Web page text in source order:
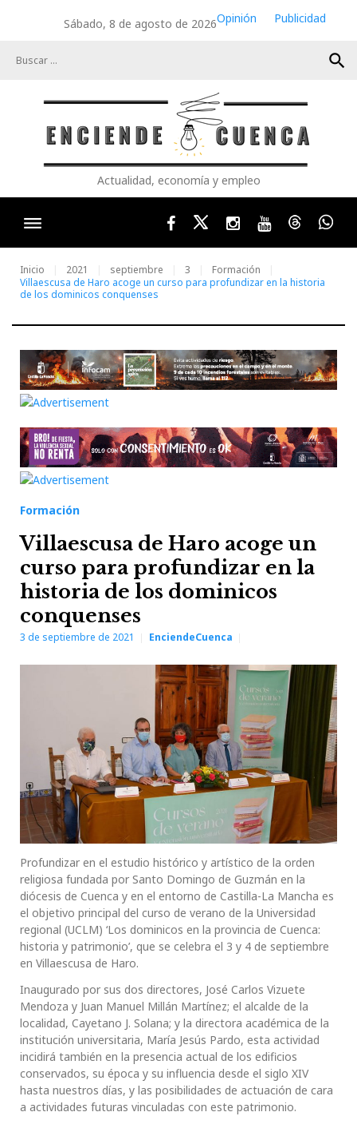
Sábado, 8 de agosto de 2026Opinión
Publicidad
search
Actualidad, economía y empleo
FacebookTwitterInstagram
YoutubeThreads
Inicio 2021 septiembre 3
Formación
Villaescusa de Haro acoge un curso para profundizar en la historia
de los dominicos conquenses
Formación
Villaescusa de Haro acoge un
curso para profundizar en la
historia de los dominicos
conquenses
3 de septiembre de 2021 EnciendeCuenca
Profundizar en el estudio histórico y artístico de la orden
religiosa fundada por Santo Domingo de Guzmán en la
diócesis de Cuenca y en el entorno de Castilla-La Mancha es
el objetivo principal del curso de verano de la Universidad
regional (UCLM) ‘Los dominicos en la provincia de Cuenca:
historia y patrimonio’, que se celebra el 3 y 4 de septiembre
en Villaescusa de Haro.
Inaugurado por sus dos directores, José Carlos Vizuete
Mendoza y Juan Manuel Millán Martínez; el alcalde de la
localidad, Cayetano J. Solana; y la directora académica de la
institución universitaria, María Jesús Pardo, esta actividad
incidirá también en la presencia actual de los edificios
conservados, su época y su influencia desde el siglo XIV
hasta nuestros días, y las posibilidades de actuación de cara
a actividades futuras vinculadas con este patrimonio.